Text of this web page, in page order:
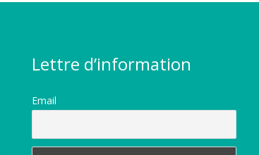
Lettre d’information
Email